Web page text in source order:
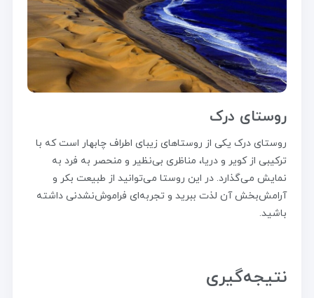
روستای درک
روستای درک یکی از روستاهای زیبای اطراف چابهار است که با
ترکیبی از کویر و دریا، مناظری بی‌نظیر و منحصر به فرد به
نمایش می‌گذارد. در این روستا می‌توانید از طبیعت بکر و
آرامش‌بخش آن لذت ببرید و تجربه‌ای فراموش‌نشدنی داشته
باشید.
نتیجه‌گیری